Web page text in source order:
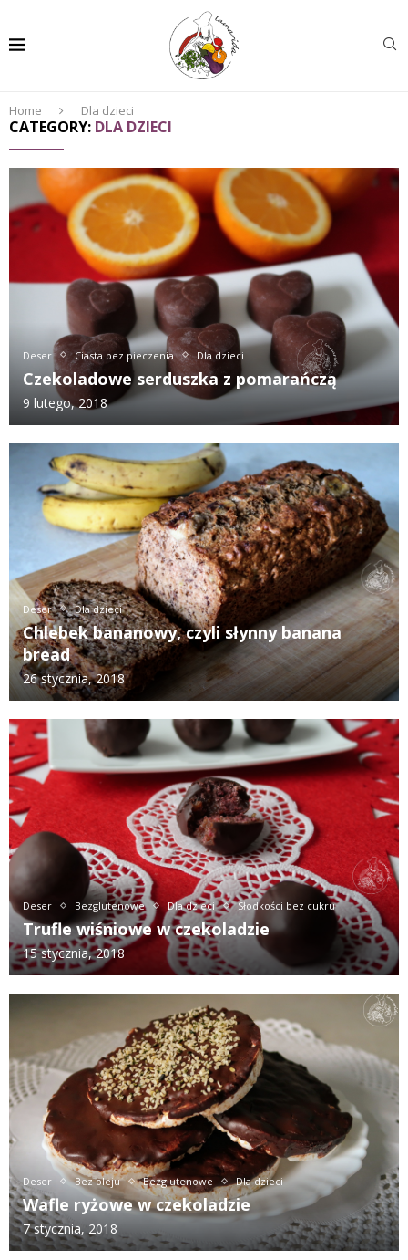
Home Dla dzieci
CATEGORY: DLA DZIECI
Deser Ciasta bez pieczenia Dla dzieci
Czekoladowe serduszka z pomarańczą
9 lutego, 2018
Deser Dla dzieci
Chlebek bananowy, czyli słynny banana
bread
26 stycznia, 2018
Deser Bezglutenowe Dla dzieci Słodkości bez cukru
Trufle wiśniowe w czekoladzie
15 stycznia, 2018
Deser Bez oleju Bezglutenowe Dla dzieci
Wafle ryżowe w czekoladzie
7 stycznia, 2018